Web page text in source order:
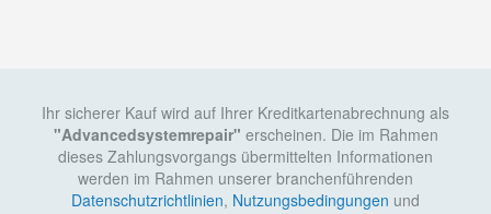
Ihr sicherer Kauf wird auf Ihrer Kreditkartenabrechnung als
"Advancedsystemrepair" erscheinen. Die im Rahmen
dieses Zahlungsvorgangs übermittelten Informationen
werden im Rahmen unserer branchenführenden
Datenschutzrichtlinien, Nutzungsbedingungen und